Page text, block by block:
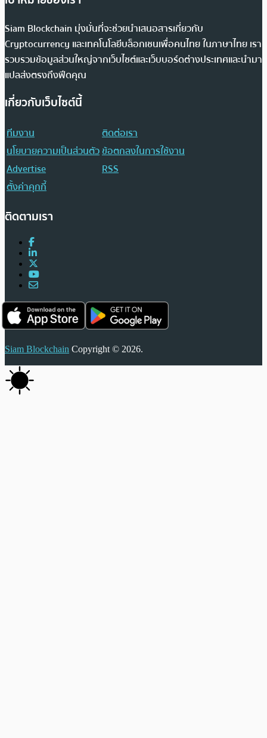
Siam Blockchain มุ่งมั่นที่จะช่วยนำเสนอสารเกี่ยวกับ
Cryptocurrency และเทคโนโลยีบล็อกเชนเพื่อคนไทย ในภาษาไทย เรา
รวบรวมข้อมูลส่วนใหญ่จากเว็บไซต์และเว็บบอร์ดต่างประเทศและนำมา
แปลส่งตรงถึงฟีดคุณ
เกี่ยวกับเว็บไซต์นี้
ทีมงาน
ติดต่อเรา
นโยบายความเป็นส่วนตัวข้อตกลงในการใช้งาน
Advertise
RSS
ตั้งค่าคุกกี้
ติดตามเรา
Siam Blockchain Copyright © 2026.